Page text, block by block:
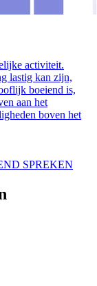
activiteit.
lastig kan zijn,
boeiend is,
aan het
boven het
SPREKEN